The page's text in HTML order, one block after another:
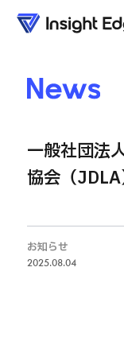
News
一般社団法
協会（
お知らせ
2025.08.04